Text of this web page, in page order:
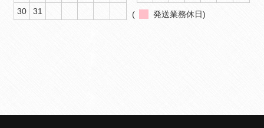
30
31 ( 発送業務休日)